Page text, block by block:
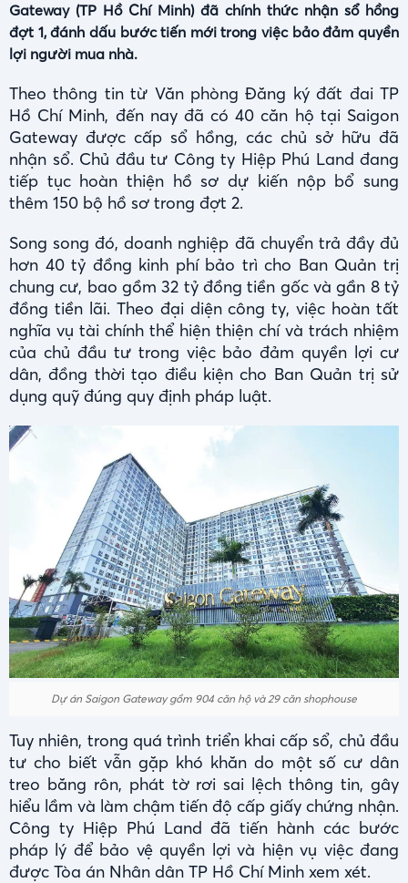
Gateway (TP Hồ Chí Minh) đã chính thức nhận sổ hồng
đợt 1, đánh dấu bước tiến mới trong việc bảo đảm quyền
lợi người mua nhà.
Theo thông tin từ Văn phòng Đăng ký đất đai TP
Hồ Chí Minh, đến nay đã có 40 căn hộ tại Saigon
Gateway được cấp sổ hồng, các chủ sở hữu đã
nhận sổ. Chủ đầu tư Công ty Hiệp Phú Land đang
tiếp tục hoàn thiện hồ sơ dự kiến nộp bổ sung
thêm 150 bộ hồ sơ trong đợt 2.
Song song đó, doanh nghiệp đã chuyển trả đầy đủ
hơn 40 tỷ đồng kinh phí bảo trì cho Ban Quản trị
chung cư, bao gồm 32 tỷ đồng tiền gốc và gần 8 tỷ
đồng tiền lãi. Theo đại diện công ty, việc hoàn tất
nghĩa vụ tài chính thể hiện thiện chí và trách nhiệm
của chủ đầu tư trong việc bảo đảm quyền lợi cư
dân, đồng thời tạo điều kiện cho Ban Quản trị sử
dụng quỹ đúng quy định pháp luật.
Dự án Saigon Gateway gồm 904 căn hộ và 29 căn shophouse
Tuy nhiên, trong quá trình triển khai cấp sổ, chủ đầu
tư cho biết vẫn gặp khó khăn do một số cư dân
treo băng rôn, phát tờ rơi sai lệch thông tin, gây
hiểu lầm và làm chậm tiến độ cấp giấy chứng nhận.
Công ty Hiệp Phú Land đã tiến hành các bước
pháp lý để bảo vệ quyền lợi và hiện vụ việc đang
được Tòa án Nhân dân TP Hồ Chí Minh xem xét.